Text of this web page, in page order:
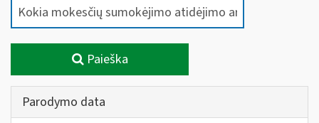
Paieška
Parodymo data